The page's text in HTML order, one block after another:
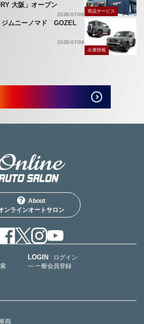
大阪」オープン
2026/07/08
商品サービス
ムニーノマド GOZEL
2026/07/08
出展情報
About
ンラインオートサロン
LOGIN
ログイン
— 一般会員登録
両